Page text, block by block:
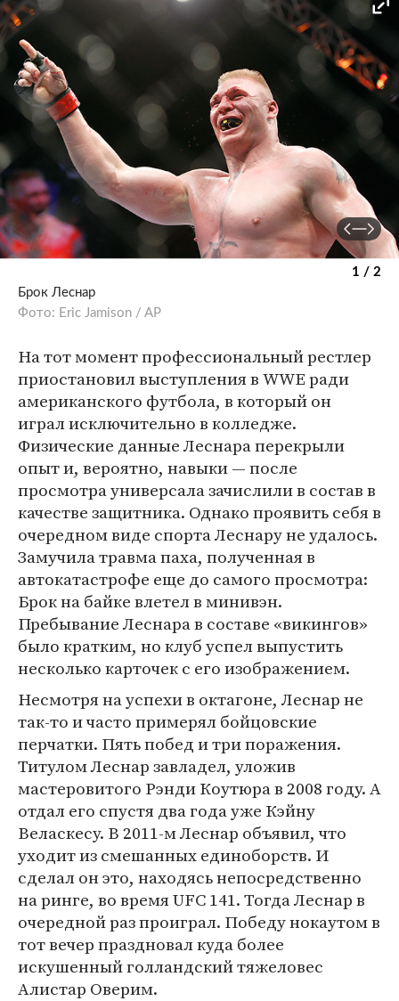
1 / 2
Брок Леснар
Фото: Eric Jamison / AP
На тот момент профессиональный рестлер
приостановил выступления в WWE ради
американского футбола, в который он
играл исключительно в колледже.
Физические данные Леснара перекрыли
опыт и, вероятно, навыки — после
просмотра универсала зачислили в состав в
качестве защитника. Однако проявить себя в
очередном виде спорта Леснару не удалось.
Замучила травма паха, полученная в
автокатастрофе еще до самого просмотра:
Брок на байке влетел в минивэн.
Пребывание Леснара в составе «викингов»
было кратким, но клуб успел выпустить
несколько карточек с его изображением.
Несмотря на успехи в октагоне, Леснар не
так-то и часто примерял бойцовские
перчатки. Пять побед и три поражения.
Титулом Леснар завладел, уложив
мастеровитого Рэнди Коутюра в 2008 году. А
отдал его спустя два года уже Кэйну
Веласкесу. В 2011-м Леснар объявил, что
уходит из смешанных единоборств. И
сделал он это, находясь непосредственно
на ринге, во время UFC 141. Тогда Леснар в
очередной раз проиграл. Победу нокаутом в
тот вечер праздновал куда более
искушенный голландский тяжеловес
Алистар Оверим.